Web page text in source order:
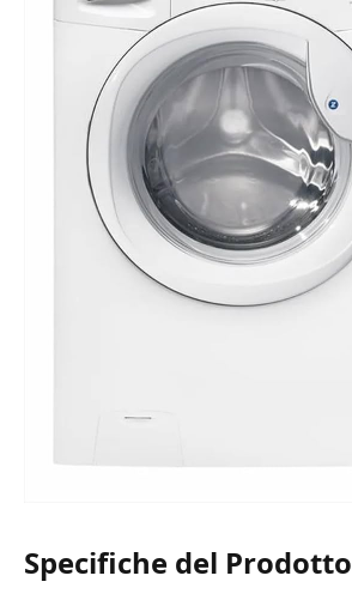
Specifiche del Prodotto